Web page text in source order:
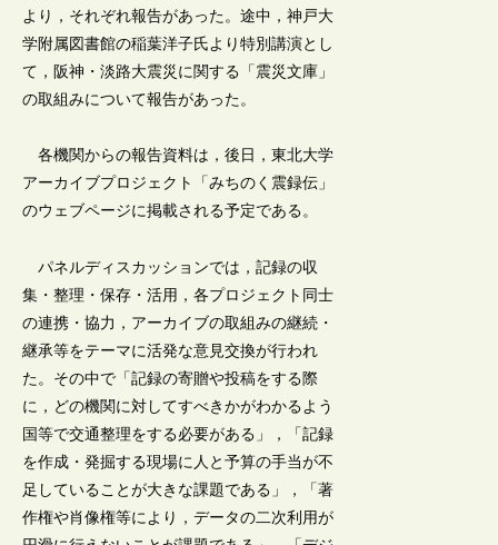
より，それぞれ報告があった。途中，神戸大
学附属図書館の稲葉洋子氏より特別講演とし
て，阪神・淡路大震災に関する「震災文庫」
の取組みについて報告があった。
各機関からの報告資料は，後日，東北大学
アーカイブプロジェクト「みちのく震録伝」
のウェブページに掲載される予定である。
パネルディスカッションでは，記録の収
集・整理・保存・活用，各プロジェクト同士
の連携・協力，アーカイブの取組みの継続・
継承等をテーマに活発な意見交換が行われ
た。その中で「記録の寄贈や投稿をする際
に，どの機関に対してすべきかがわかるよう
国等で交通整理をする必要がある」，「記録
を作成・発掘する現場に人と予算の手当が不
足していることが大きな課題である」，「著
作権や肖像権等により，データの二次利用が